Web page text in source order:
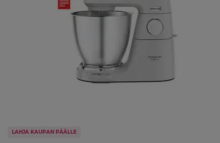
LAHJA KAUPAN PÄÄLLE